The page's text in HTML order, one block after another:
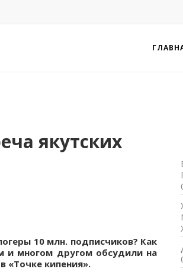
якутских
10 млн. подписчиков? Как
и многом другом обсудили на
«Точке кипения».